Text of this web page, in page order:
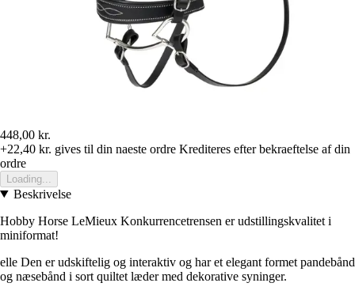
448,00 kr.
+22,40 kr. gives til din naeste ordre Krediteres efter bekraeftelse af din
ordre
Loading...
Beskrivelse
Hobby Horse LeMieux Konkurrencetrensen er udstillingskvalitet i
miniformat!
elle Den er udskiftelig og interaktiv og har et elegant formet pandebånd
og næsebånd i sort quiltet læder med dekorative syninger.